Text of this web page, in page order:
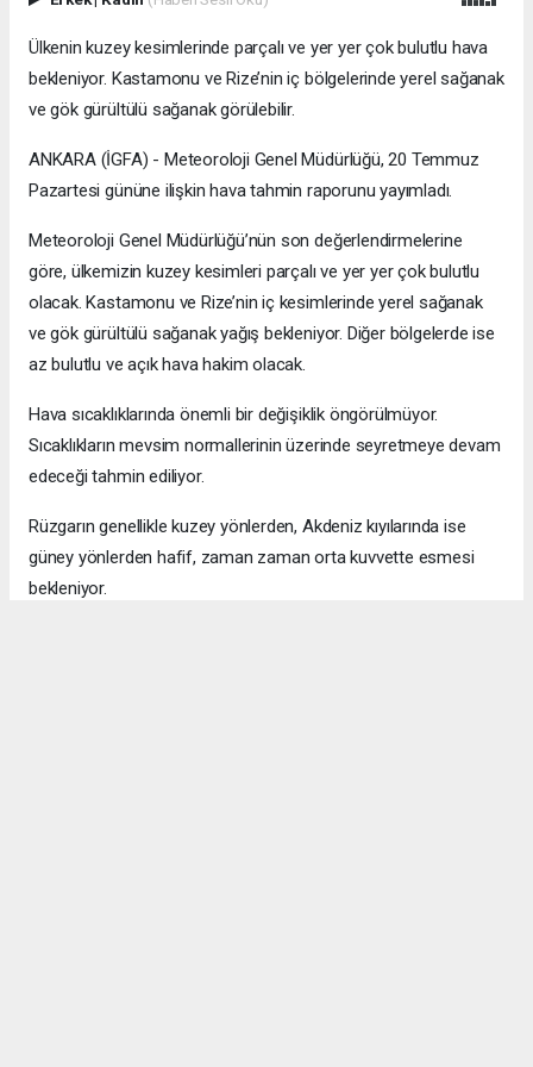
Ülkenin kuzey kesimlerinde parçalı ve yer yer çok bulutlu hava
bekleniyor. Kastamonu ve Rize’nin iç bölgelerinde yerel sağanak
ve gök gürültülü sağanak görülebilir.
ANKARA (İGFA) - Meteoroloji Genel Müdürlüğü, 20 Temmuz
Pazartesi gününe ilişkin hava tahmin raporunu yayımladı.
Meteoroloji Genel Müdürlüğü’nün son değerlendirmelerine
göre, ülkemizin kuzey kesimleri parçalı ve yer yer çok bulutlu
olacak. Kastamonu ve Rize’nin iç kesimlerinde yerel sağanak
ve gök gürültülü sağanak yağış bekleniyor. Diğer bölgelerde ise
az bulutlu ve açık hava hakim olacak.
Hava sıcaklıklarında önemli bir değişiklik öngörülmüyor.
Sıcaklıkların mevsim normallerinin üzerinde seyretmeye devam
edeceği tahmin ediliyor.
Rüzgarın genellikle kuzey yönlerden, Akdeniz kıyılarında ise
güney yönlerden hafif, zaman zaman orta kuvvette esmesi
bekleniyor.